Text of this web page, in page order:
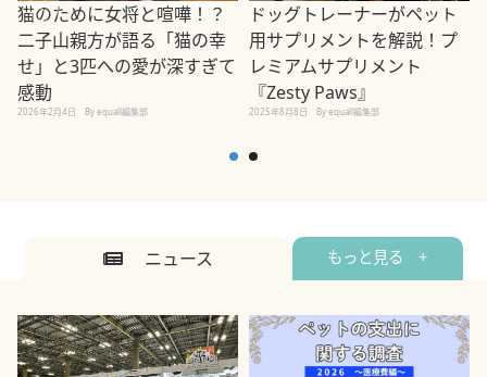
猫のために女将と喧嘩！？
二子山親方が語る「猫の幸
せ」と3匹への愛が深すぎて
感動
2026年2月4日 By equall編集部
ドッグトレーナーがペット
用サプリメントを解説！プ
レミアムサプリメント
『Zesty Paws』
2025年8月8日 By equall編集部
ニュース もっと見る +